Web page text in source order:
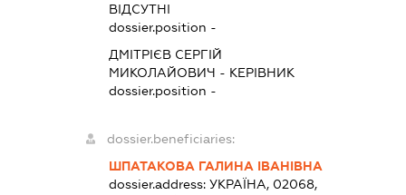
ВІДСУТНІ
dossier.position -
ДМІТРІЄВ СЕРГІЙ
МИКОЛАЙОВИЧ - КЕРІВНИК
dossier.position -
dossier.beneficiaries:
ШПАТАКОВА ГАЛИНА ІВАНІВНА
dossier.address: УКРАЇНА, 02068,